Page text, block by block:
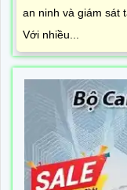
an ninh và giám sát
Với nhiều...